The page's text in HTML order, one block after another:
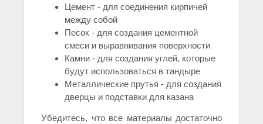
Цемент - для соединения кирпичей
между собой
Песок - для создания цементной
смеси и выравнивания поверхности
Камни - для создания углей, которые
будут использоваться в тандыре
Металлические прутья - для создания
дверцы и подставки для казана
Убедитесь, что все материалы достаточно